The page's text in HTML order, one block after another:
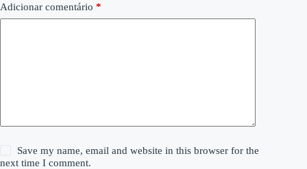
Adicionar comentário *
Save my name, email and website in this browser for the
next time I comment.